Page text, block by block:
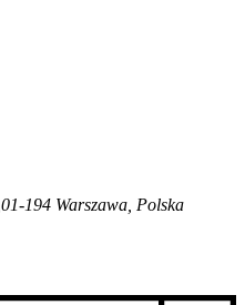
01-194 Warszawa, Polska